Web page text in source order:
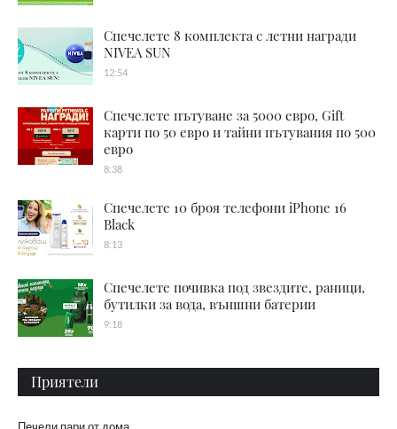
Спечелете 8 комплекта с летни награди
NIVEA SUN
12:54
Спечелете пътуване за 5000 евро, Gift
карти по 50 евро и тайни пътувания по 500
евро
8:38
Спечелете 10 броя телефони iPhone 16
Black
8:13
Спечелете почивка под звездите, раници,
бутилки за вода, външни батерии
9:18
Приятели
Печели пари от дома